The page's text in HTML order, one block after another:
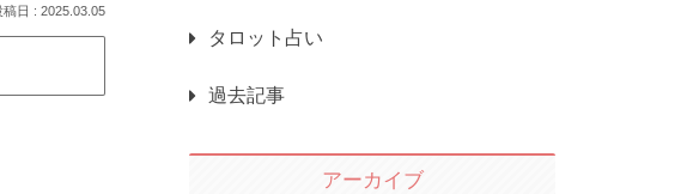
2025.03.05
タロット占い
過去記事
アーカイブ